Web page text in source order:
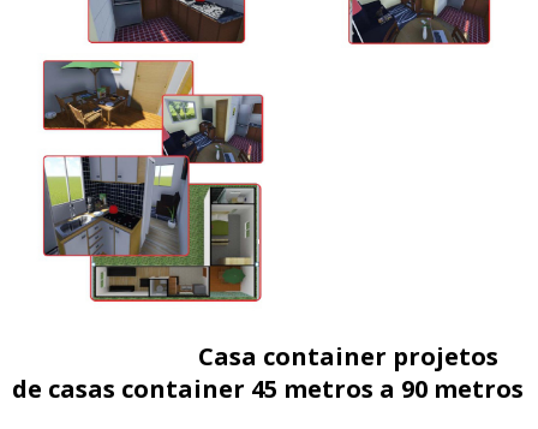
Casa container projetos
de casas container 45 metros a 90 metros